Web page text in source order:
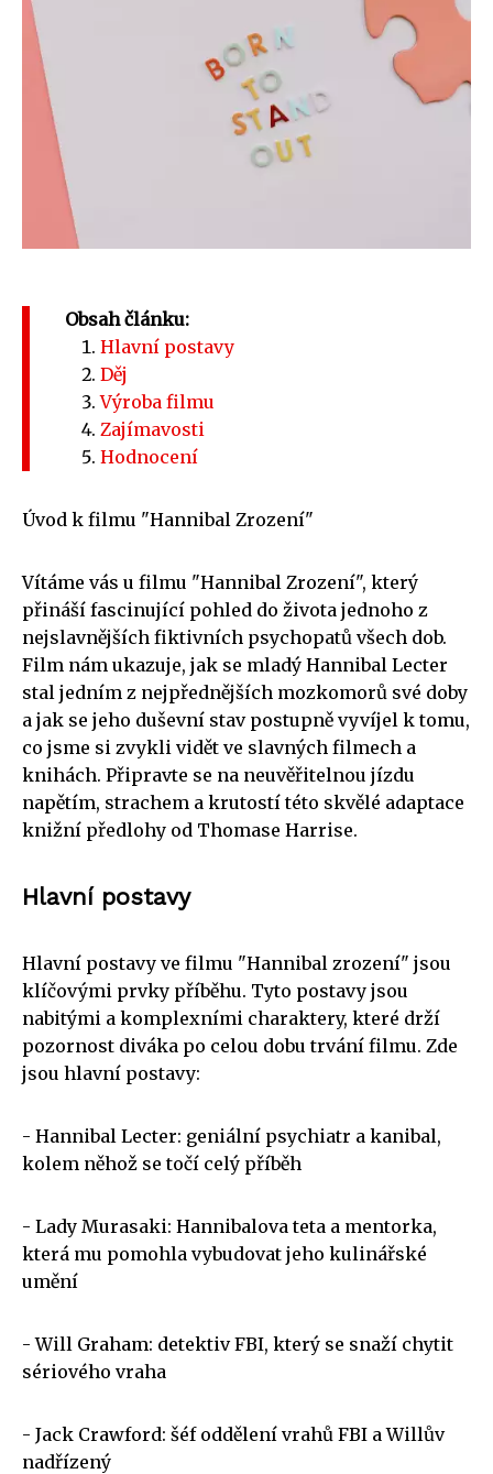
Obsah článku:
Hlavní postavy
Děj
Výroba filmu
Zajímavosti
Hodnocení
Úvod k filmu "Hannibal Zrození"
Vítáme vás u filmu "Hannibal Zrození", který
přináší fascinující pohled do života jednoho z
nejslavnějších fiktivních psychopatů všech dob.
Film nám ukazuje, jak se mladý Hannibal Lecter
stal jedním z nejpřednějších mozkomorů své doby
a jak se jeho duševní stav postupně vyvíjel k tomu,
co jsme si zvykli vidět ve slavných filmech a
knihách. Připravte se na neuvěřitelnou jízdu
napětím, strachem a krutostí této skvělé adaptace
knižní předlohy od Thomase Harrise.
Hlavní postavy
Hlavní postavy ve filmu "Hannibal zrození" jsou
klíčovými prvky příběhu. Tyto postavy jsou
nabitými a komplexními charaktery, které drží
pozornost diváka po celou dobu trvání filmu. Zde
jsou hlavní postavy:
- Hannibal Lecter: geniální psychiatr a kanibal,
kolem něhož se točí celý příběh
- Lady Murasaki: Hannibalova teta a mentorka,
která mu pomohla vybudovat jeho kulinářské
umění
- Will Graham: detektiv FBI, který se snaží chytit
sériového vraha
- Jack Crawford: šéf oddělení vrahů FBI a Willův
nadřízený